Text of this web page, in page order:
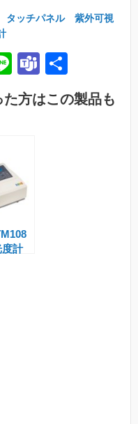
ッチパネル 紫外可視
Li
n
e
T
a
有
方はこの製品も
計